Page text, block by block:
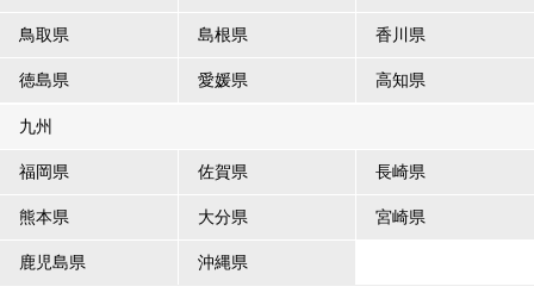
鳥取県 島根県 香川県
徳島県 愛媛県 高知県
九州
福岡県 佐賀県 長崎県
熊本県 大分県 宮崎県
鹿児島県 沖縄県